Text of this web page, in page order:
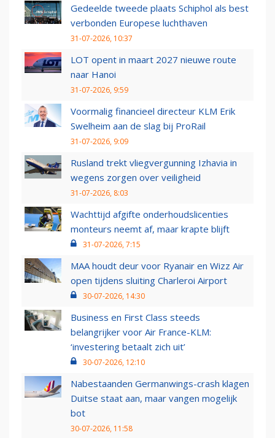
Gedeelde tweede plaats Schiphol als best
verbonden Europese luchthaven
31-07-2026, 10:37
LOT opent in maart 2027 nieuwe route
naar Hanoi
31-07-2026, 9:59
Voormalig financieel directeur KLM Erik
Swelheim aan de slag bij ProRail
31-07-2026, 9:09
Rusland trekt vliegvergunning Izhavia in
wegens zorgen over veiligheid
31-07-2026, 8:03
Wachttijd afgifte onderhoudslicenties
monteurs neemt af, maar krapte blijft
31-07-2026, 7:15
MAA houdt deur voor Ryanair en Wizz Air
open tijdens sluiting Charleroi Airport
30-07-2026, 14:30
Business en First Class steeds
belangrijker voor Air France-KLM:
‘investering betaalt zich uit’
30-07-2026, 12:10
Nabestaanden Germanwings-crash klagen
Duitse staat aan, maar vangen mogelijk
bot
30-07-2026, 11:58